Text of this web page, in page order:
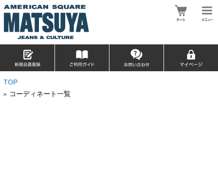
TOP
> コーディネート一覧